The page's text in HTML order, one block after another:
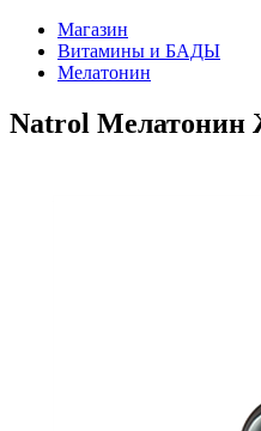
Магазин
Витамины и БАДЫ
Мелатонин
Natrol Мелатонин